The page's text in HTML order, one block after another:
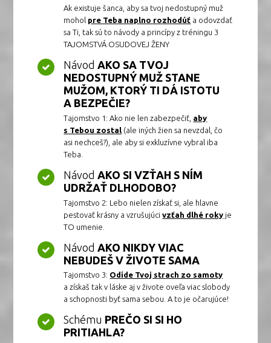
Ak existuje šanca, aby sa tvoj nedostupný muž
mohol pre Teba naplno rozhodúť a odovzdať
sa Ti, tak sú to návody a princípy z tréningu 3
TAJOMSTVÁ OSUDOVEJ ŽENY
NávodAKO SA TVOJ
NEDOSTUPNÝ MUŽ STANE
MUŽOM, KTORÝ TI DÁ ISTOTU
A BEZPEČIE?
Tajomstvo 1: Ako nie len zabezpečiť, aby
s Tebou zostal (ale iných žien sa nevzdal, čo
asi nechceš?), ale aby si exkluzívne vybral iba
Teba.
Návod AKO SI VZŤAH S NÍM
UDRŽAŤ DLHODOBO?
Tajomstvo 2: Lebo nielen získať si, ale hlavne
pestovať krásny a vzrušujúcivzťah dlhé roky je
TO umenie.
Návod AKO NIKDY VIAC
NEBUDEŠ V ŽIVOTE SAMA
Tajomstvo 3: Odíde Tvoj strach zo samoty
a získaš tak v láske aj v živote oveľa viac slobody
a schopnosti byť sama sebou. A to je očarujúce!
Schému PREČO SI SI HO
PRITIAHLA?